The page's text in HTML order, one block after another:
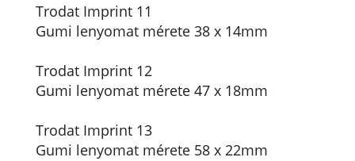
Trodat Imprint 11
Gumi lenyomat mérete 38 x 14mm
Trodat Imprint 12
Gumi lenyomat mérete 47 x 18mm
Trodat Imprint 13
Gumi lenyomat mérete 58 x 22mm